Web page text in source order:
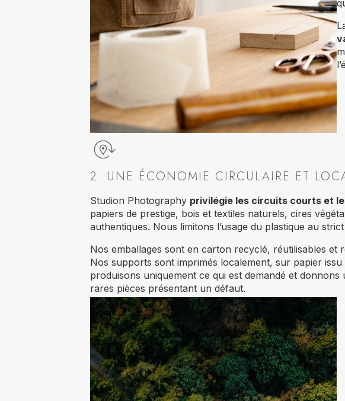
2. UNE ÉCONOMIE CIRCULAIRE ET
Studion Photography privilégie les circuits courts et
papiers de prestige, bois et textiles naturels, cires
authentiques. Nous limitons l’usage du plastique au
Nos emballages sont en carton recyclé, réutilisables et
Nos supports sont imprimés localement, sur papier
produisons uniquement ce qui est demandé et donnons
rares pièces présentant un défaut.